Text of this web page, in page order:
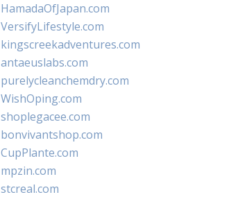
HamadaOfJapan.com
VersifyLifestyle.com
kingscreekadventures.com
antaeuslabs.com
purelycleanchemdry.com
WishOping.com
shoplegacee.com
bonvivantshop.com
CupPlante.com
mpzin.com
stcreal.com